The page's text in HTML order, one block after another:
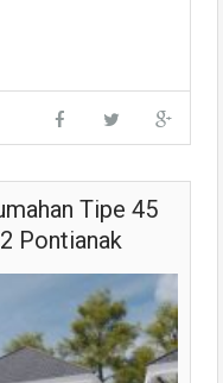
Tipe 45
Pontianak